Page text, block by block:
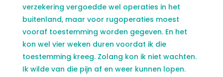
verzekering vergoedde wel operaties in het
buitenland, maar voor rugoperaties moest
vooraf toestemming worden gegeven. En het
kon wel vier weken duren voordat ik die
toestemming kreeg. Zolang kon ik niet wachten.
Ik wilde van die pijn af en weer kunnen lopen.